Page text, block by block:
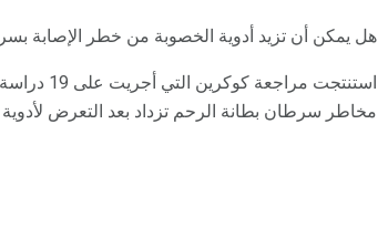
هل يمكن أن تزيد أدوية الخصوبة من خطر الإصابة
استنتجت
مخاطر سرطان بطانة الرحم تزداد بعد التعرض